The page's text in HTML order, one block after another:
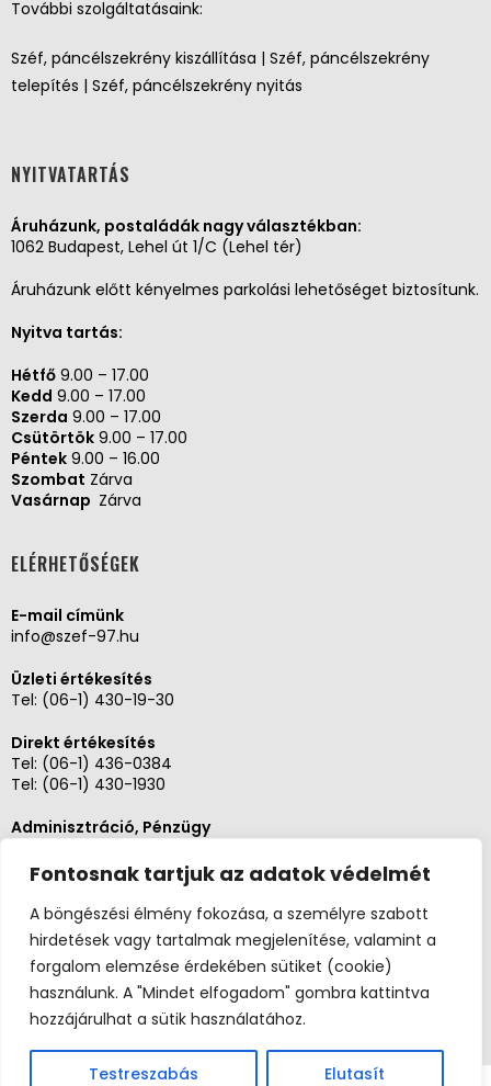
Fontosnak tartjuk az adatok védelmét
A böngészési élmény fokozása, a személyre szabott
hirdetések vagy tartalmak megjelenítése, valamint a
forgalom elemzése érdekében sütiket (cookie)
használunk. A "Mindet elfogadom" gombra kattintva
hozzájárulhat a sütik használatához.
Testreszabás Elutasít
További szolgáltatásaink:
Széf, páncélszekrény kiszállítása | Széf, páncélszekrény
telepítés | Széf, páncélszekrény nyitás
NYITVATARTÁS
Áruházunk, postaládák nagy választékban:
1062 Budapest, Lehel út 1/C (Lehel tér)
Áruházunk előtt kényelmes parkolási lehetőséget biztosítunk.
Nyitva tartás:
Hétfő 9.00 – 17.00
Kedd 9.00 – 17.00
Szerda 9.00 – 17.00
Csütörtök 9.00 – 17.00
Péntek 9.00 – 16.00
Szombat Zárva
Vasárnap Zárva
ELÉRHETŐSÉGEK
E-mail címünk
info@szef-97.hu
Üzleti értékesítés
Tel: (06-1) 430-19-30
Direkt értékesítés
Tel: (06-1) 436-0384
Tel: (06-1) 430-1930
Adminisztráció, Pénzügy
Szerviz és karbantartás
Tel: (06-20)3268654
Tel: (06-1) 436-0384